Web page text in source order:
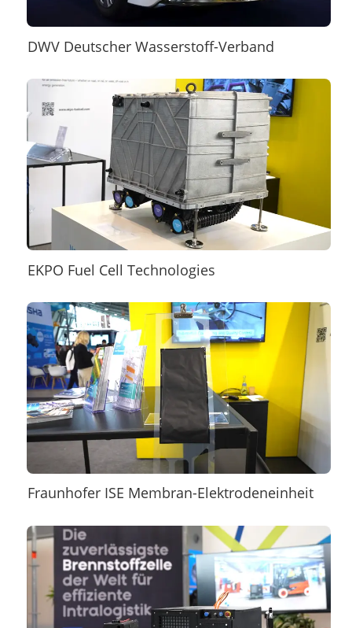
DWV Deutscher Wasserstoff-Verband
EKPO Fuel Cell Technologies
Fraunhofer ISE Membran-Elektrodeneinheit